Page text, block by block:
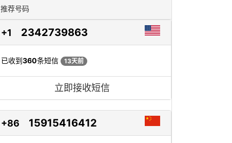
推荐号码
+1 2342739863
已收到360条短信 13天前
立即接收短信
+86 15915416412